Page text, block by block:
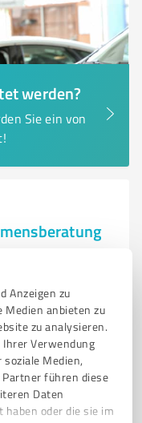
Anzeigen zu
Medien anbieten zu
zu analysieren.
Verwendung
Medien,
führen diese
Daten
oder die sie im
werden?
Sie ein von
für
DIGITALISIERUNG
PRAXISÜBERGABE
TRANSFORMATION